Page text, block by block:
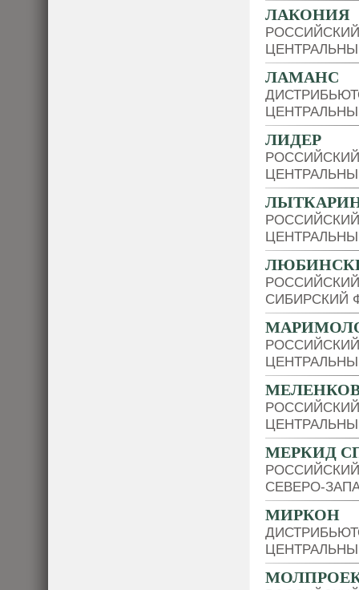
ЛАКОНИЯ
ЛАМАНС
ЛИДЕР
СИБИРСКИЙ
МЕРКИД
СЕВЕРО-
МИРКОН